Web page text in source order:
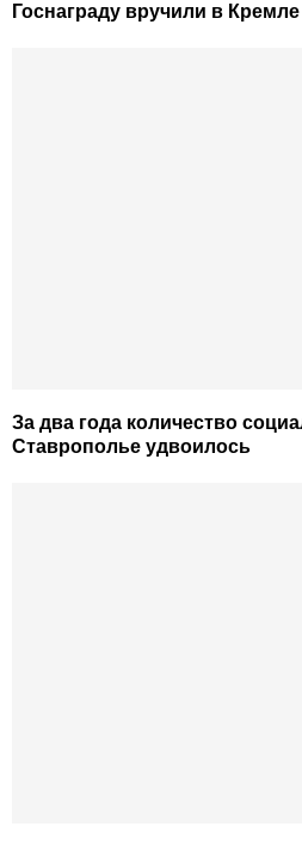
Госнаграду вручили в
За два года количество
Ставрополье удвоилось